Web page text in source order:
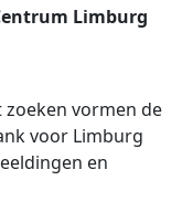
Limburg
vormen de
voor Limburg
en